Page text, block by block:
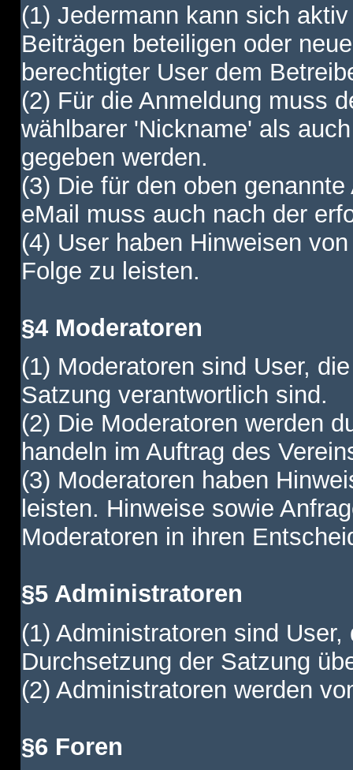
(1) Jedermann kann sich
Beiträgen beteiligen oder
berechtigter User dem
(2) Für die Anmeldung muss
wählbarer 'Nickname' als
gegeben werden.
(3) Die für den oben
eMail muss auch nach der
(4) User haben Hinweisen
Folge zu leisten.
§4 Moderatoren
(1) Moderatoren sind User,
Satzung verantwortlich sind.
(2) Die Moderatoren werden
handeln im Auftrag des
(3) Moderatoren haben
leisten. Hinweise sowie
Moderatoren in ihren
§5 Administratoren
(1) Administratoren sind
Durchsetzung der Satzung
(2) Administratoren werden
§6 Foren